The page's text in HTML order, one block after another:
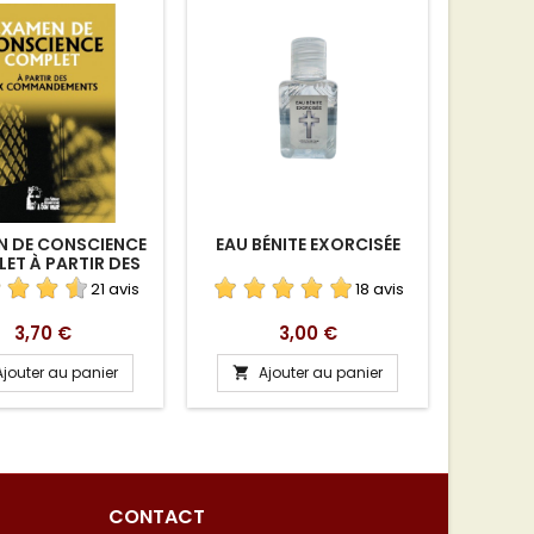
DE CONSCIENCE
À PARTIR DES
21 avis
Prix
3,70 €
au panier
EAU BÉNITE EXORCISÉE
18 avis
Prix
3,00 €
 Ajouter au panier
CONTACT